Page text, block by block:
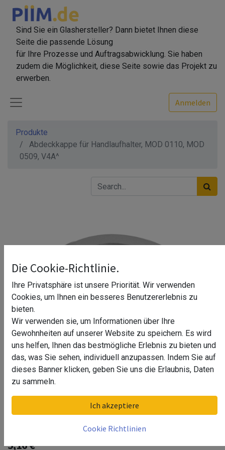
Sind Sie ein Glashersteller? Dann bietet Ihnen diese
Seite die passende Lösung
für Ihre Prozesse und Auftragsabwicklung. Sie haben
zudem die Möglichkeit, diese Seite sowie das Projekt zu
erwerben.
Anmelden
Produkte
Abdeckkappe für Handlaufhalter, MOD 0110, MOD
0509, V4A^
Abdeckkappe für Handlaufhalter,
MOD 0110, MOD 0509, V4A^
5,16€
Die Cookie-Richtlinie.
Ihre Privatsphäre ist unsere Priorität. Wir verwenden
Cookies, um Ihnen ein besseres Benutzererlebnis zu
bieten.
Wir verwenden sie, um Informationen über Ihre
Gewohnheiten auf unserer Website zu speichern. Es wird
uns helfen, Ihnen das bestmögliche Erlebnis zu bieten und
das, was Sie sehen, individuell anzupassen. Indem Sie auf
dieses Banner klicken, geben Sie uns die Erlaubnis, Daten
zu sammeln.
Ich akzeptiere
Cookie Richtlinien